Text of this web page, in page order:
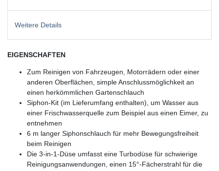
Weitere Details
EIGENSCHAFTEN
Zum Reinigen von Fahrzeugen, Motorrädern oder einer
anderen Oberflächen, simple Anschlussmöglichkeit an
einen herkömmlichen Gartenschlauch
Siphon-Kit (im Lieferumfang enthalten), um Wasser aus
einer Frischwasserquelle zum Beispiel aus einen Eimer, zu
entnehmen
6 m langer Siphonschlauch für mehr Bewegungsfreiheit
beim Reinigen
Die 3-in-1-Düse umfasst eine Turbodüse für schwierige
Reinigungsanwendungen, einen 15°-Fächerstrahl für die